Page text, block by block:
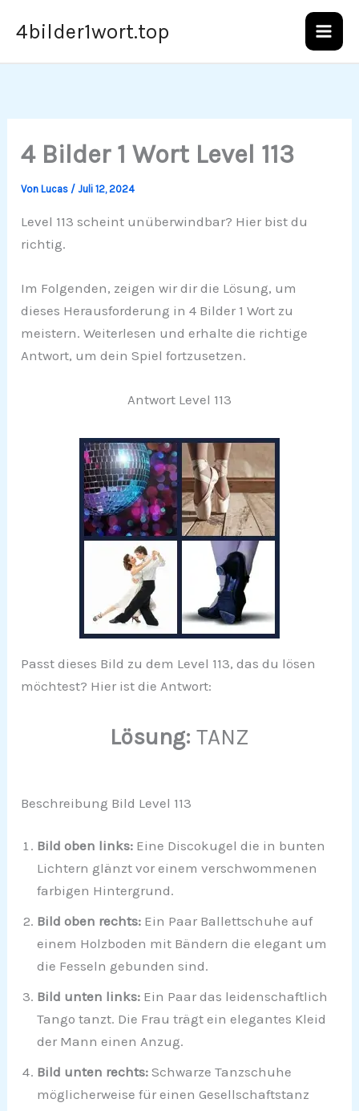
Inhalt
4bilder1wort.top
4 Bilder 1 Wort Level 113
VonLucas /Juli 12, 2024
Level 113 scheint unüberwindbar? Hier bist du
richtig.
Im Folgenden, zeigen wir dir die Lösung, um
dieses Herausforderung in 4 Bilder 1 Wort zu
meistern. Weiterlesen und erhalte die richtige
Antwort, um dein Spiel fortzusetzen.
Antwort Level 113
Passt dieses Bild zu dem Level 113, das du lösen
möchtest? Hier ist die Antwort:
Lösung: TANZ
Beschreibung Bild Level 113
Bild oben links: Eine Discokugel die in bunten
Lichtern glänzt vor einem verschwommenen
farbigen Hintergrund.
Bild oben rechts: Ein Paar Ballettschuhe auf
einem Holzboden mit Bändern die elegant um
die Fesseln gebunden sind.
Bild unten links: Ein Paar das leidenschaftlich
Tango tanzt. Die Frau trägt ein elegantes Kleid
der Mann einen Anzug.
Bild unten rechts: Schwarze Tanzschuhe
möglicherweise für einen Gesellschaftstanz